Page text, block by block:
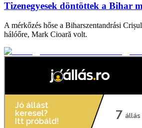
Tizenegyesek döntöttek a Bihar
A mérkőzés hőse a Biharszentandrási
hálóőre, Mark Cioară volt.